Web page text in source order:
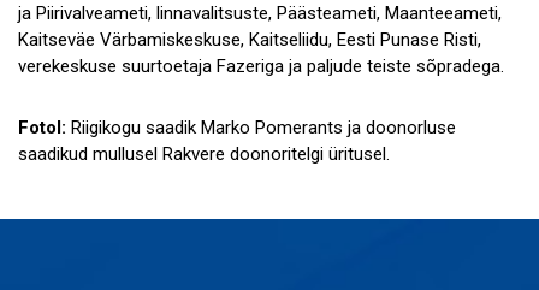
ja Piirivalveameti, linnavalitsuste, Päästeameti, Maanteeameti,
Kaitseväe Värbamiskeskuse, Kaitseliidu, Eesti Punase Risti,
verekeskuse suurtoetaja Fazeriga ja paljude teiste sõpradega.
Fotol: Riigikogu saadik Marko Pomerants ja doonorluse
saadikud mullusel Rakvere doonoritelgi üritusel.